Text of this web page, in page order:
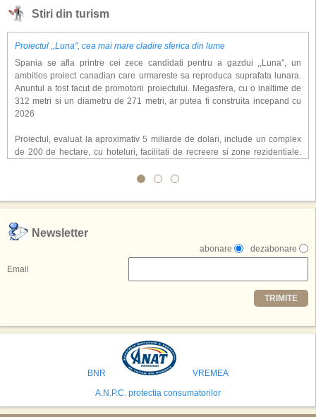
Stiri din turism
Proiectul ,,Luna'', cea mai mare cladire sferica din lume
Spania se afla printre cei zece candidati pentru a gazdui ,,Luna'', un
ambitios proiect canadian care urmareste sa reproduca suprafata lunara.
Anuntul a fost facut de promotorii proiectului. Megasfera, cu o inaltime de
312 metri si un diametru de 271 metri, ar putea fi construita incepand cu
2026
Proiectul, evaluat la aproximativ 5 miliarde de dolari, include un complex
de 200 de hectare, cu hoteluri, facilitati de recreere si zone rezidentiale.
atragerea a pana la 10 milioane de turisti anual. �Luna� ar putea deveni
exclusiv simularea suprafetei lunare.
,,Credem ca exista sanse mari sa anuntam nu doar o locatie, ci poate mai
multe'', a declarat Michael R. Henderson, cofondator al Moon World
Resorts, citat de Gulf News. Potrivit acestuia, 2026 ar putea deveni un an
decisiv pentru reali zarea proiectului.
Printre celelalte tari care concureaza pentru a gazdui aceasta constructie
se numara Australia, Brazilia, China, Egipt, India, Polonia, Thailanda,
avea cele mai mari sanse de a castiga licitatia. Totusi, Spania, care se
preconizeaza ca va deveni a doua cea mai vizitata tara din lume in 2025,
isi bazeaza oferta pe infrastructura turistica solida si capacitatea hoteliera."
Newsletter
dezabonare
abonare
Email
TRIMITE
BNR
VREMEA
A.N.P.C. protectia consumatorilor